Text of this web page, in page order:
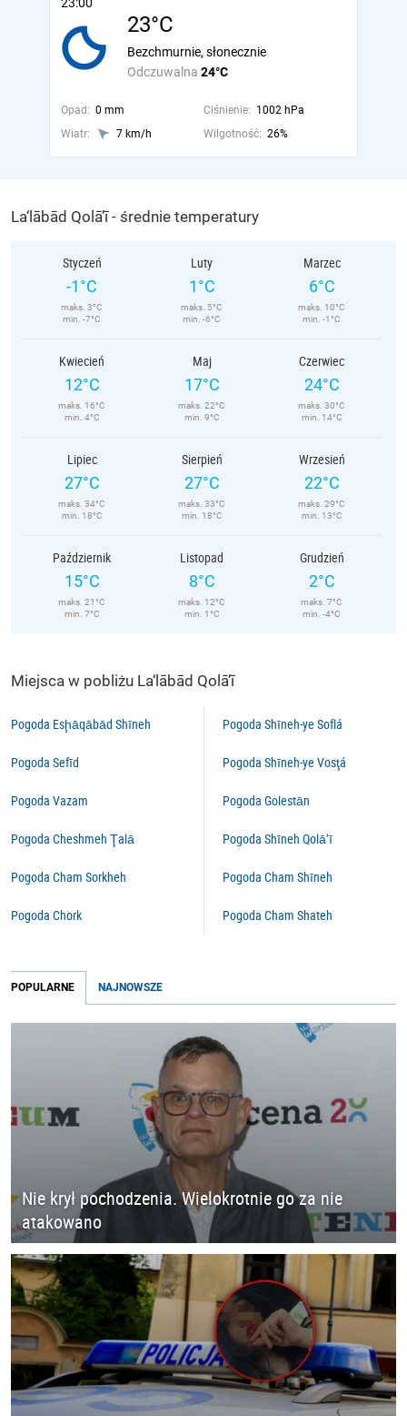
23°C
Odczuwalna 24°C
Bezchmurnie, słonecznie
Opad: 0 mm Ciśnienie: 1002 hPa
Wiatr:
7 km/h Wilgotność: 26%
La‘lābād Qolā’ī - średnie temperatury
Styczeń
-1°C
maks. 3°C
min. -7°C
Luty
1°C
maks. 5°C
min. -6°C
Marzec
6°C
maks. 10°C
min. -1°C
Kwiecień
12°C
maks. 16°C
min. 4°C
Maj
17°C
maks. 22°C
min. 9°C
Czerwiec
24°C
maks. 30°C
min. 14°C
Lipiec
27°C
maks. 34°C
min. 18°C
Sierpień
27°C
maks. 33°C
min. 18°C
Wrzesień
22°C
maks. 29°C
min. 13°C
Październik
15°C
maks. 21°C
min. 7°C
Listopad
8°C
maks. 12°C
min. 1°C
Grudzień
2°C
maks. 7°C
min. -4°C
Miejsca w pobliżu La‘lābād Qolā’ī
Pogoda Esḩāqābād Shīneh
Pogoda Sefīd
Pogoda Vazam
Pogoda Cheshmeh Ţalā
Pogoda Cham Sorkheh
Pogoda Chork
Pogoda Shīneh-ye Soflá
Pogoda Shīneh-ye Vosţá
Pogoda Golestān
Pogoda Shīneh Qolā’ī
Pogoda Cham Shīneh
Pogoda Cham Shateh
POPULARNE NAJNOWSZE
Nie krył pochodzenia. Wielokrotnie go za nie
atakowano